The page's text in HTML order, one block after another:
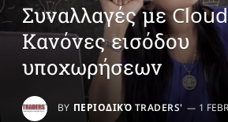
Συναλλαγές με
Κανόνες εισόδου
υποχωρήσεων
BY ΠΕΡΙΟΔΙΚΌ TRADERS'
1